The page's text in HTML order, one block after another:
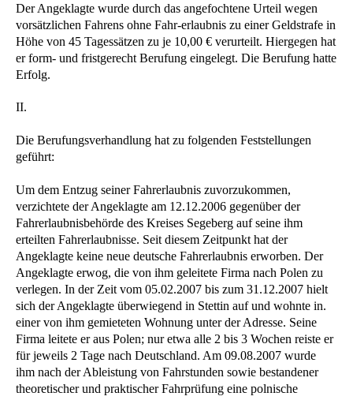
Der Angeklagte wurde durch das angefochtene Urteil wegen
vorsätzlichen Fahrens ohne Fahr-erlaubnis zu einer Geldstrafe in
Höhe von 45 Tagessätzen zu je 10,00 € verurteilt. Hiergegen hat
er form- und fristgerecht Berufung eingelegt. Die Berufung hatte
Erfolg.
II.
Die Berufungsverhandlung hat zu folgenden Feststellungen
geführt:
Um dem Entzug seiner Fahrerlaubnis zuvorzukommen,
verzichtete der Angeklagte am 12.12.2006 gegenüber der
Fahrerlaubnisbehörde des Kreises Segeberg auf seine ihm
erteilten Fahrerlaubnisse. Seit diesem Zeitpunkt hat der
Angeklagte keine neue deutsche Fahrerlaubnis erworben. Der
Angeklagte erwog, die von ihm geleitete Firma nach Polen zu
verlegen. In der Zeit vom 05.02.2007 bis zum 31.12.2007 hielt
sich der Angeklagte überwiegend in Stettin auf und wohnte in.
einer von ihm gemieteten Wohnung unter der Adresse. Seine
Firma leitete er aus Polen; nur etwa alle 2 bis 3 Wochen reiste er
für jeweils 2 Tage nach Deutschland. Am 09.08.2007 wurde
ihm nach der Ableistung von Fahrstunden sowie bestandener
theoretischer und praktischer Fahrprüfung eine polnische